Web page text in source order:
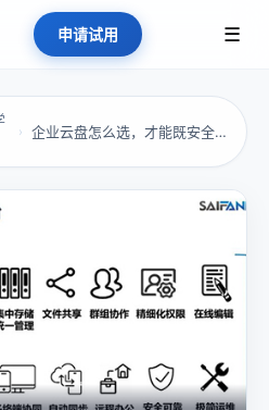
申请试用 ☰
› 企业云盘怎么选，才能既安全又好用？